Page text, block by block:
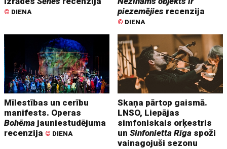
© DIENA
piezemējies recenzija
© DIENA
Mīlestības un cerību
manifests. Operas
Bohēma jauniestudējuma
recenzija © DIENA
Skaņa pārtop gaismā.
LNSO, Liepājas
simfoniskais orķestris
unSinfonietta Rīga spoži
vainagojuši sezonu